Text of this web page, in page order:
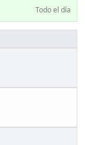
Todo el día